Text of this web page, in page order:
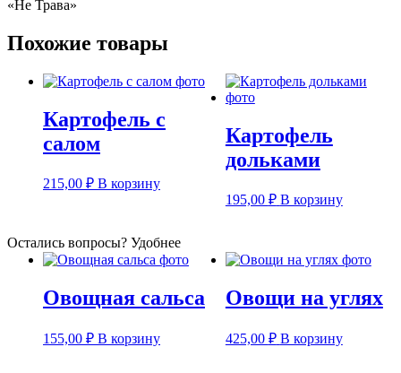
«Не Трава»
Похожие товары
Картофель с
салом
215,00 ₽ В корзину
Картофель
дольками
195,00 ₽ В корзину
Овощная сальса
155,00 ₽ В корзину
Овощи на углях
425,00 ₽ В корзину
Остались вопросы? Удобнее